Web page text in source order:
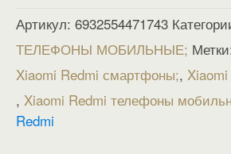
Артикул: 6932554471743
ТЕЛЕФОНЫ МОБИЛЬНЫЕ
Xiaomi Redmi смартфоны ,
, Xiaomi Redmi телефоны
Redmi